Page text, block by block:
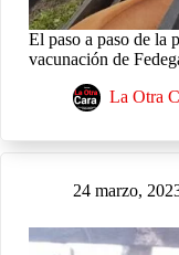
El paso a paso de la
vacunación de
La Otra
24 marzo,